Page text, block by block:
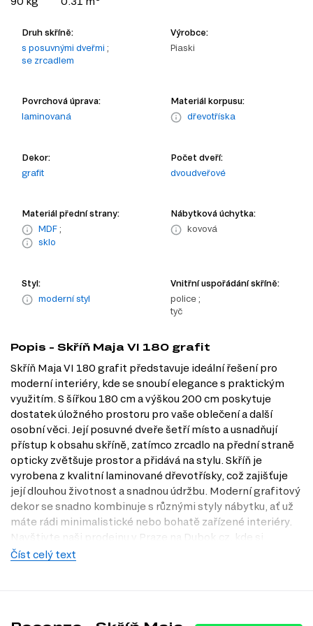
Druh skříně:
s posuvnými dveřmi ;
se zrcadlem
Výrobce:
Piaski
Povrchová úprava:
laminovaná
Materiál korpusu:
dřevotříska
Dekor:
grafit
Počet dveří:
dvoudveřové
Materiál přední strany:
MDF ;
sklo
Nábytková úchytka:
kovová
Styl:
moderní styl
Vnitřní uspořádání skříně:
police ;
tyč
Popis - Skříň Maja VI 180 grafit
Skříň Maja VI 180 grafit představuje ideální řešení pro
moderní interiéry, kde se snoubí elegance s praktickým
využitím. S šířkou 180 cm a výškou 200 cm poskytuje
dostatek úložného prostoru pro vaše oblečení a další
osobní věci. Její posuvné dveře šetří místo a usnadňují
přístup k obsahu skříně, zatímco zrcadlo na přední straně
opticky zvětšuje prostor a přidává na stylu. Skříň je
vyrobena z kvalitní laminované dřevotřísky, což zajišťuje
její dlouhou životnost a snadnou údržbu. Moderní grafitový
dekor se snadno kombinuje s různými styly nábytku, ať už
máte rádi minimalistické nebo bohatě zařízené interiéry.
Navštivte naši prodejnu v Praze na Dubok.cz, kde si
můžete tuto skříň prohlédnout na vlastní oči a vybrat si tu
Číst celý text